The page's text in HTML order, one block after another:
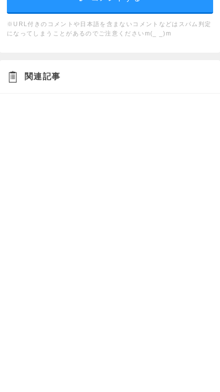
※URL付きのコメントや日本語を含まないコメントなどはスパム判定
になってしまうことがあるのでご注意くださいm(_ _)m
関連記事